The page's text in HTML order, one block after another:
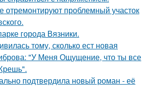
отремонтируют проблемный участок
города Вязники.
тому, сколько ест новая
"У Меня Ощущение, что ты все
подтвердила новый роман - её